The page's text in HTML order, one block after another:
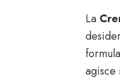
La
agisce